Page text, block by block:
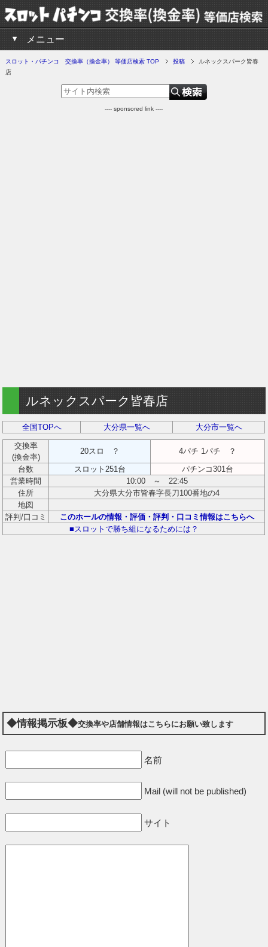
メニュー
スロット・パチンコ 交換率（換金率） 等価店検索 TOP 投稿
ルネックスパーク皆春
店
---- sponsored link ----
ルネックスパーク皆春店
全国TOPへ 大分県一覧へ 大分市一覧へ
交換率
(換金率)
20スロ ？
4パチ 1パチ ？
台数
スロット251台
パチンコ301台
営業時間
10:00 ～ 22:45
住所
大分県大分市皆春字長刀100番地の4
地図
評判/口コミ
このホールの情報・評価・評判・口コミ情報はこちらへ
■スロットで勝ち組になるためには？
◆情報掲示板◆交換率や店舗情報はこちらにお願い致します
名前
Mail (will not be published)
サイト